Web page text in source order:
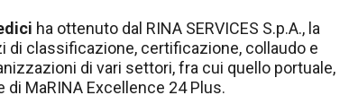
ha ottenuto dal RINA SERVICES S.p.A., la
classificazione, certificazione, collaudo e
di vari settori, fra cui quello portuale,
MaRINA Excellence 24 Plus.